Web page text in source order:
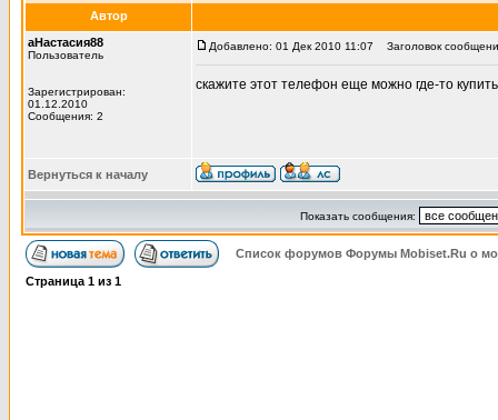
Автор
аНастасия88
Пользователь
Зарегистрирован:
01.12.2010
Сообщения: 2
Добавлено: 01 Дек 2010 11:07 Заголовок
скажите этот телефон еще можно где-то
Вернуться к началу
Показать сообщения:
Список форумов Форумы Mobiset.Ru о
Страница 1 из 1